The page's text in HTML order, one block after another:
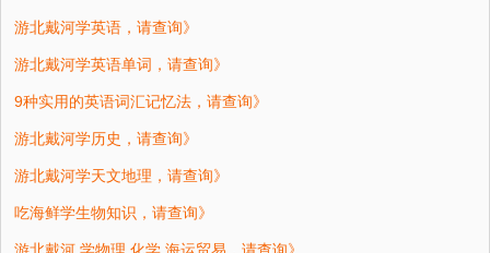
游北戴河学英语，请查询》
游北戴河学英语单词，请查询》
9种实用的英语词汇记忆法，请查询》
游北戴河学历史，请查询》
游北戴河学天文地理，请查询》
吃海鲜学生物知识，请查询》